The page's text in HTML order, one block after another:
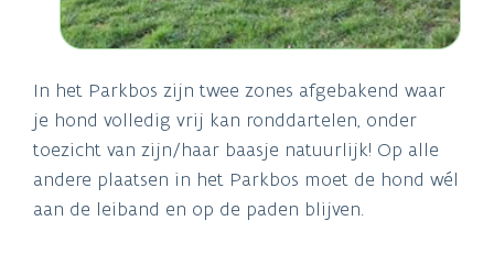
In het Parkbos zijn twee zones afgebakend waar
je hond volledig vrij kan ronddartelen, onder
toezicht van zijn/haar baasje natuurlijk! Op alle
andere plaatsen in het Parkbos moet de hond wél
aan de leiband en op de paden blijven.